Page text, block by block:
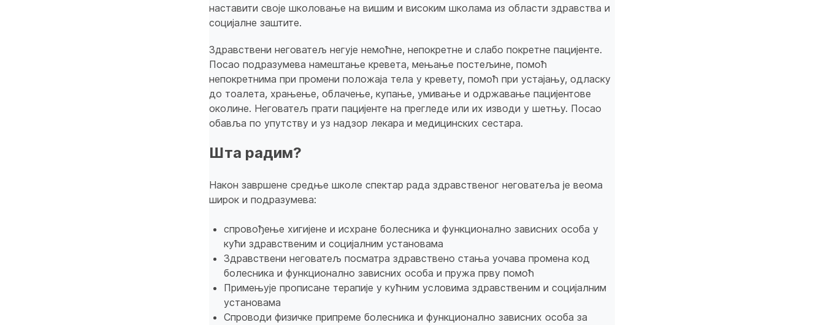
наставити своје школовање на вишим и високим школама из области здравства и
социјалне заштите.
Здравствени неговатељ негује немоћне, непокретне и слабо покретне пацијенте.
Посао подразумева намештањe кревета, мењање постељине, помоћ
непокретнима при промени положаја тела у кревету, помоћ при устајању, одласку
до тоалета, храњење, облачење, купање, умивање и одржавање пацијентове
околине. Неговатељ прати пацијенте на прегледе или их изводи у шетњу. Посао
обавља по упутству и уз надзор лекара и медицинских сестара.
Шта радим?
Након завршене средње школе спектар рада здравственог неговатеља је веома
широк и подразумева:
спровођење хигијене и исхране болесника и функционално зависних особа у
кући здравственим и социјалним установама
Здравствени неговатељ посматра здравствено стања уочава промена код
болесника и функционално зависних особа и пружа прву помоћ
Примењује прописане терапије у кућним условима здравственим и социјалним
установама
Спроводи физичке припреме болесника и функционално зависних особа за